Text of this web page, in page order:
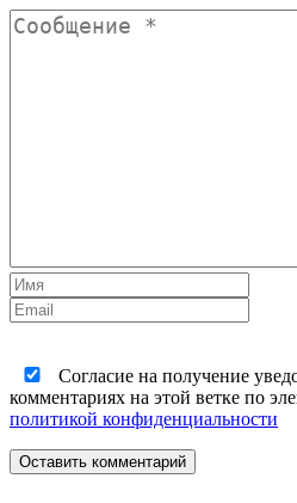
Согласие на получение
комментариях на этой ветке по
политикой конфиденциальности
Оставить комментарий